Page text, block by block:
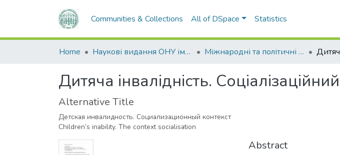
Communities & Collections All of DSpace Statistics
Home Наукові видання ОНУ імені І. І. Мечникова Міжнародні та політичні дослідження
Дитяча інвалідність.
Alternative Title
Детская инвалидность. Социализационный контекст
Children’s inability. The context socialisation
Abstract